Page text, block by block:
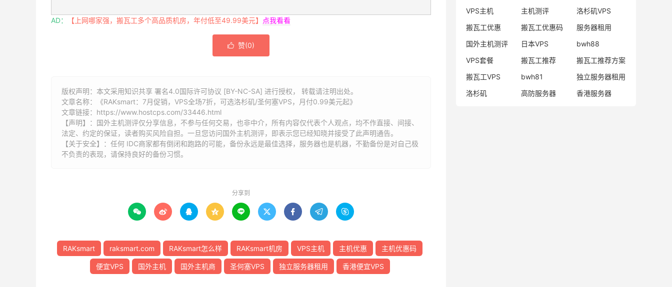
AD： 【上网哪家强，搬瓦工多个高品质机房，年付低至49.99美元】 点我看看
 赞(0)
版权声明：本文采用知识共享 署名4.0国际许可协议 [BY-NC-SA] 进行授权， 转载请注明出处。
文章名称：《RAKsmart：7月促销，VPS全场7折，可选洛杉矶/圣何塞VPS，月付0.99美元起》
文章链接： https://www.hostcps.com/33446.html
【声明】：国外主机测评仅分享信息，不参与任何交易，也非中介，所有内容仅代表个人观点，均不作直接、间接、
法定、约定的保证，读者购买风险自担。一旦您访问国外主机测评，即表示您已经知晓并接受了此声明通告。
【关于安全】：任何 IDC商家都有倒闭和跑路的可能，备份永远是最佳选择，服务器也是机器，不勤备份是对自己极
不负责的表现，请保持良好的备份习惯。
分享到
        
RAKsmart raksmart.com RAKsmart怎么样 RAKsmart机房 VPS主机 主机优惠 主机优惠码
便宜VPS 国外主机 国外主机商 圣何塞VPS 独立服务器租用 香港便宜VPS
VPS主机
主机测评
洛杉矶VPS
搬瓦工优惠
搬瓦工优惠码
服务器租用
国外主机测评
日本VPS
bwh88
VPS套餐
搬瓦工推荐
搬瓦工推荐方案
搬瓦工VPS
bwh81
独立服务器租用
洛杉矶
高防服务器 香港服务器